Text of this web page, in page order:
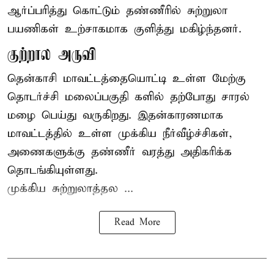
ஆர்ப்பரித்து கொட்டும் தண்ணீரில் சுற்றுலா
பயணிகள் உற்சாகமாக குளித்து மகிழ்ந்தனர்.
குற்றால அருவி
தென்காசி மாவட்டத்தையொட்டி உள்ள மேற்கு
தொடர்ச்சி மலைப்பகுதி களில் தற்போது சாரல்
மழை பெய்து வருகிறது. இதன்காரணமாக
மாவட்டத்தில் உள்ள முக்கிய நீர்வீழ்ச்சிகள்,
அணைகளுக்கு தண்ணீர் வரத்து அதிகரிக்க
தொடங்கியுள்ளது.
முக்கிய சுற்றுலாத்தல ...
Read More